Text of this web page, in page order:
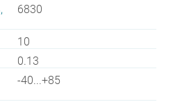
6830
10
0.13
-40...+85